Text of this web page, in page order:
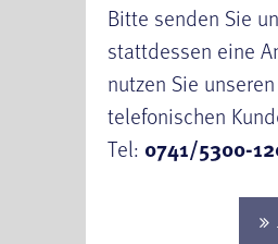
Bitte senden Sie
stattdessen eine
nutzen Sie unseren
telefonischen
Tel: 0741/5300-